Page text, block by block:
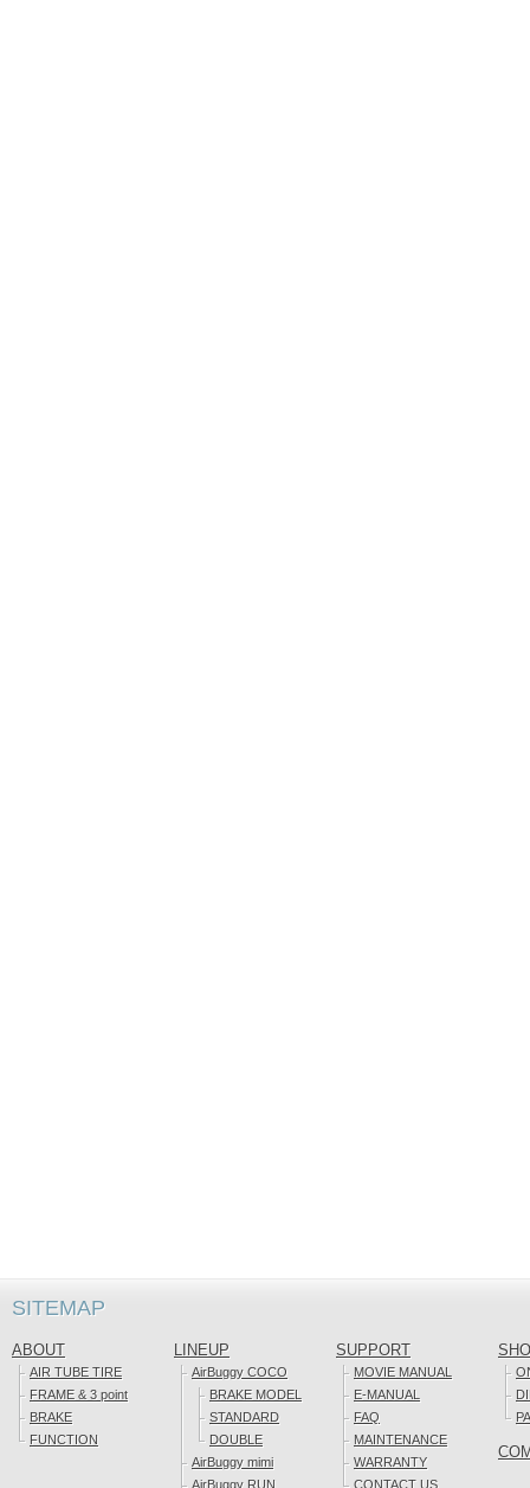
SITEMAP
ABOUT
AIR TUBE TIRE
FRAME & 3 point
BRAKE
FUNCTION
LINEUP
AirBuggy COCO
BRAKE MODEL
STANDARD
DOUBLE
AirBuggy mimi
AirBuggy RUN
SUPPORT
MOVIE MANUAL
E-MANUAL
FAQ
MAINTENANCE
WARRANTY
CONTACT US